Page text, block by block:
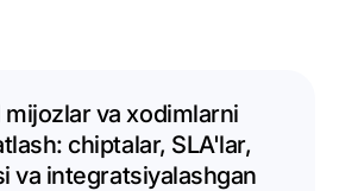
va xodimlarni
chiptalar, SLA'lar,
va integratsiyalashgan